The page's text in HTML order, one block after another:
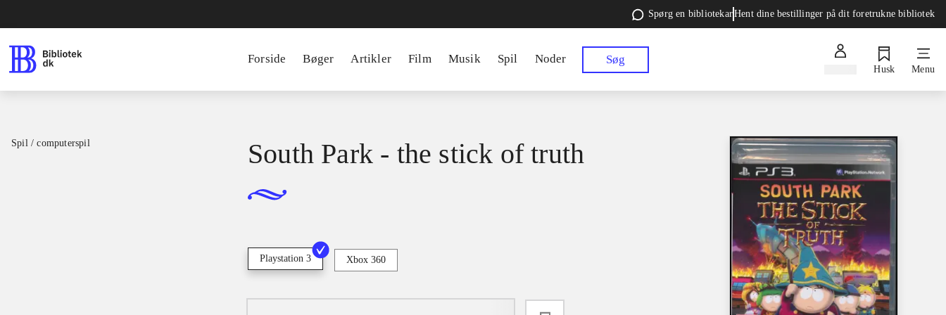
Spørg en bibliotekarHent dine bestillinger på dit foretrukne bibliotek
Forside Bøger Artikler Film Musik Spil Noder Søg
Husk Menu
Spil / computerspil South Park - the stick of truth
Playstation 3 Xbox 360